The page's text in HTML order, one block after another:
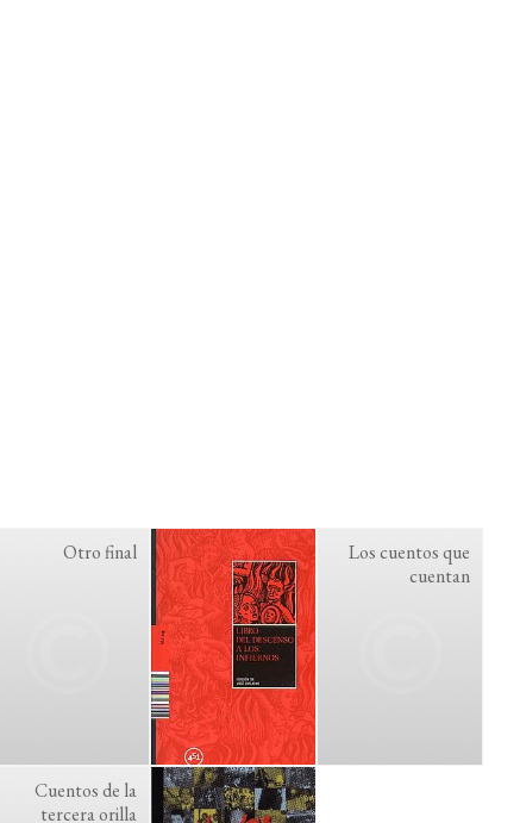
Otro final
Los cuentos que
cuentan
Cuentos de la
tercera orilla